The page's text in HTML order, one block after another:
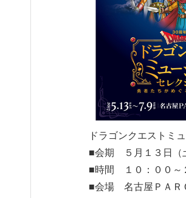
ドラゴンクエストミ
■会期 ５月１３日（
■時間 １０：００～
■会場 名古屋ＰＡＲ